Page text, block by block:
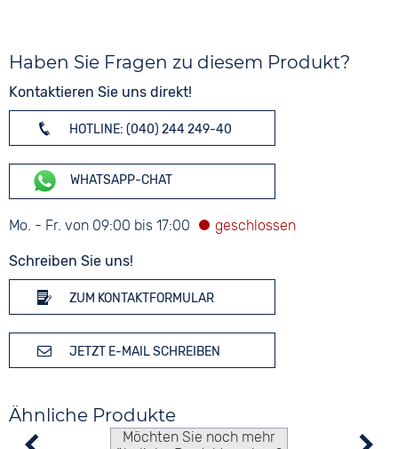
Haben Sie Fragen zu diesem Produkt?
Kontaktieren Sie uns direkt!
HOTLINE: (040) 244 249-40
WHATSAPP-CHAT
Mo. - Fr. von 09:00 bis 17:00
Schreiben Sie uns!
ZUM KONTAKTFORMULAR
JETZT E-MAIL SCHREIBEN
Ähnliche Produkte
Möchten Sie noch mehr